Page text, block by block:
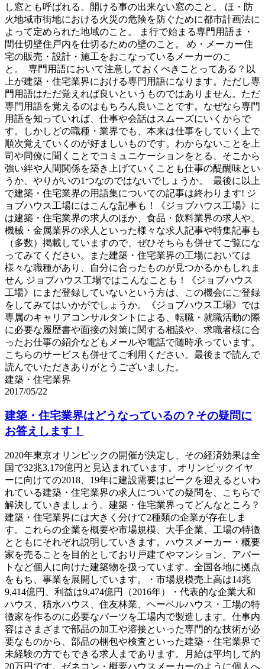
し窓とも呼ばれる。開ける事の出来ない窓のこと。 ほ・防
火地域市街地における火災の危険を防ぐために都市計画法に
よって定められた地域のこと。 ま行で始まる専門用語ま・
間仕切壁住戸内を仕切るための壁のこと。 め・メーカー住
宅の販売・設計・施工をおこなっているメーカーのこ
と。 専門用語において注意しておくべきことってある？以
上が建築・住宅業界における専門用語になります。ただし専
門用語はただ覚えれば良いというものではありません。ただ
専門用語を覚えるのはもちろん良いことです。なぜなら専門
用語を知っていれば、仕事や会話はスムーズにいくからで
す。しかしどの職種・業界でも、本来は仕事をしていく上で
順次覚えていくのが好ましいものです。わからないことを上
司や同僚に聞くことでコミュニケーションをとる、そこから
強い絆や人間関係を築き上げていくことも仕事の醍醐味とい
うか、やりがいの1つなのではないでしょうか。 最後に以上
で建築・住宅業界の用語集についての記事は終わります! ジ
ョブハウス工場にはこんな記事も！《ジョブハウス工場》に
は建築・住宅業界の求人のほか、食品・飲料業界の求人や、
機械・金属業界の求人といった様々な求人記事や特集記事も
（多数）掲載していますので、ぜひそちらも併せてご覧にな
ってみてください。また建築・住宅業界の工場においては
様々な職種があり、自分に合ったものが見つかるかもしれま
せん ジョブハウス工場ではこんなことも！《ジョブハウス
工場》にまだ登録していないという方は、この機会にご登録
をしてみてはいかがでしょうか。《ジョブハウス工場》では
専属のキャリアコンサルタントによる、転職・就職活動の際
に必要な履歴書や面接の対策に関する相談や、求職者様に合
ったお仕事の紹介などもメールや電話で随時承っています。
こちらのサービスも併せてご利用ください。最後まで読んで
読んでいただきありがとうございました。
建築・住宅業界
2017/05/22
建築・住宅業界はどうなっているの？その疑問に
お答えします！
2020年東京オリンピックの開催が決定し、その経済効果は全
国で32兆3,179億円と見込まれています。オリンピックイヤ
ーに向けての2018、19年に建設需要はピークを迎えるといわ
れている建築・住宅業界の求人についての疑問を、こちらで
解決していきましょう。建築・住宅業界ってどんなところ？
建築・住宅業界には大きく分けて2種類の企業が存在しま
す。これらの企業を概要や市場規模、大手企業、工場の特徴
とともにそれぞれ説明していきます。ハウスメーカー・概要
家を売ることを目的としており戸建てやマンション、アパー
トなど個人に向けた建築物を扱っています。全国各地に拠点
をもち、事業を展開しています。・市場規模売上高は14兆
9,414億円、利益は9,474億円（2016年）・代表的な企業大和
ハウス、積水ハウス、住友林業、ヘーベルハウス・工場の特
徴家を作るのに必要なパーツを工場内で製造します。仕事内
容はさまざまで部品の加工や溶接といった専門的な技術が必
要なものから、部品の梱包や検査といった建築・住宅業界で
未経験の方でもできる求人まであります。月給は平均して約
20万円です。ゼネコン・概要ハウスメーカーのように個人へ